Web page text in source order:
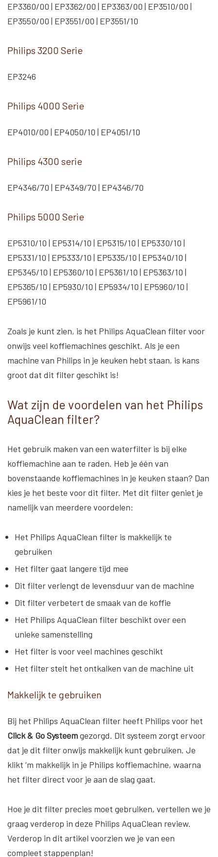
EP3360/00 | EP3362/00 | EP3363/00 | EP3510/00 |
EP3550/00 | EP3551/00 | EP3551/10
Philips 3200 Serie
EP3246
Philips 4000 Serie
EP4010/00 | EP4050/10 | EP4051/10
Philips 4300 serie
EP4346/70 | EP4349/70 | EP4346/70
Philips 5000 Serie
EP5310/10 | EP5314/10 | EP5315/10 | EP5330/10 |
EP5331/10 | EP5333/10 | EP5335/10 | EP5340/10 |
EP5345/10 | EP5360/10 | EP5361/10 | EP5363/10 |
EP5365/10 | EP5930/10 | EP5934/10 | EP5960/10 |
EP5961/10
Zoals je kunt zien, is het Philips AquaClean filter voor
onwijs veel koffiemachines geschikt. Als je een
machine van Philips in je keuken hebt staan, is kans
groot dat dit filter geschikt is!
Wat zijn de voordelen van het Philips
AquaClean filter?
Het gebruik maken van een waterfilter is bij elke
koffiemachine aan te raden. Heb je één van
bovenstaande koffiemachines in je keuken staan? Dan
kies je het beste voor dit filter. Met dit filter geniet je
namelijk van meerdere voordelen:
Het Philips AquaClean filter is makkelijk te
gebruiken
Het filter gaat langere tijd mee
Dit filter verlengt de levensduur van de machine
Dit filter verbetert de smaak van de koffie
Het Philips AquaClean filter beschikt over een
unieke samenstelling
Het filter is voor veel machines geschikt
Het filter stelt het ontkalken van de machine uit
Makkelijk te gebruiken
Bij het Philips AquaClean filter heeft Philips voor het
Click & Go Systeemgezorgd. Dit systeem zorgt ervoor
dat je dit filter onwijs makkelijk kunt gebruiken. Je
klikt ‘m makkelijk in je Philips koffiemachine, waarna
het filter direct voor je aan de slag gaat.
Hoe je dit filter precies moet gebruiken, vertellen we je
graag verderop in deze Philips AquaClean review.
Verderop in dit artikel voorzien we je van een
compleet stappenplan!